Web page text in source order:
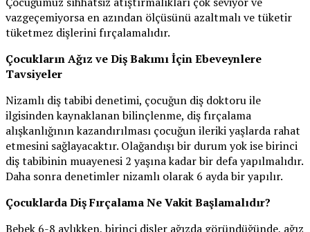
vazgeçemiyorsa en azından ölçüsünü azaltmalı ve tüketir
tüketmez dişlerini fırçalamalıdır.
Çocukların Ağız ve Diş Bakımı İçin Ebeveynlere
Tavsiyeler
Nizamlı diş tabibi denetimi, çocuğun diş doktoru ile
ilgisinden kaynaklanan bilinçlenme, diş fırçalama
alışkanlığının kazandırılması çocuğun ileriki yaşlarda rahat
etmesini sağlayacaktır. Olağandışı bir durum yok ise birinci
diş tabibinin muayenesi 2 yaşına kadar bir defa yapılmalıdır.
Daha sonra denetimler nizamlı olarak 6 ayda bir yapılır.
Çocuklarda Diş Fırçalama Ne Vakit Başlamalıdır?
Bebek 6-8 aylıkken, birinci dişler ağızda göründüğünde, ağız